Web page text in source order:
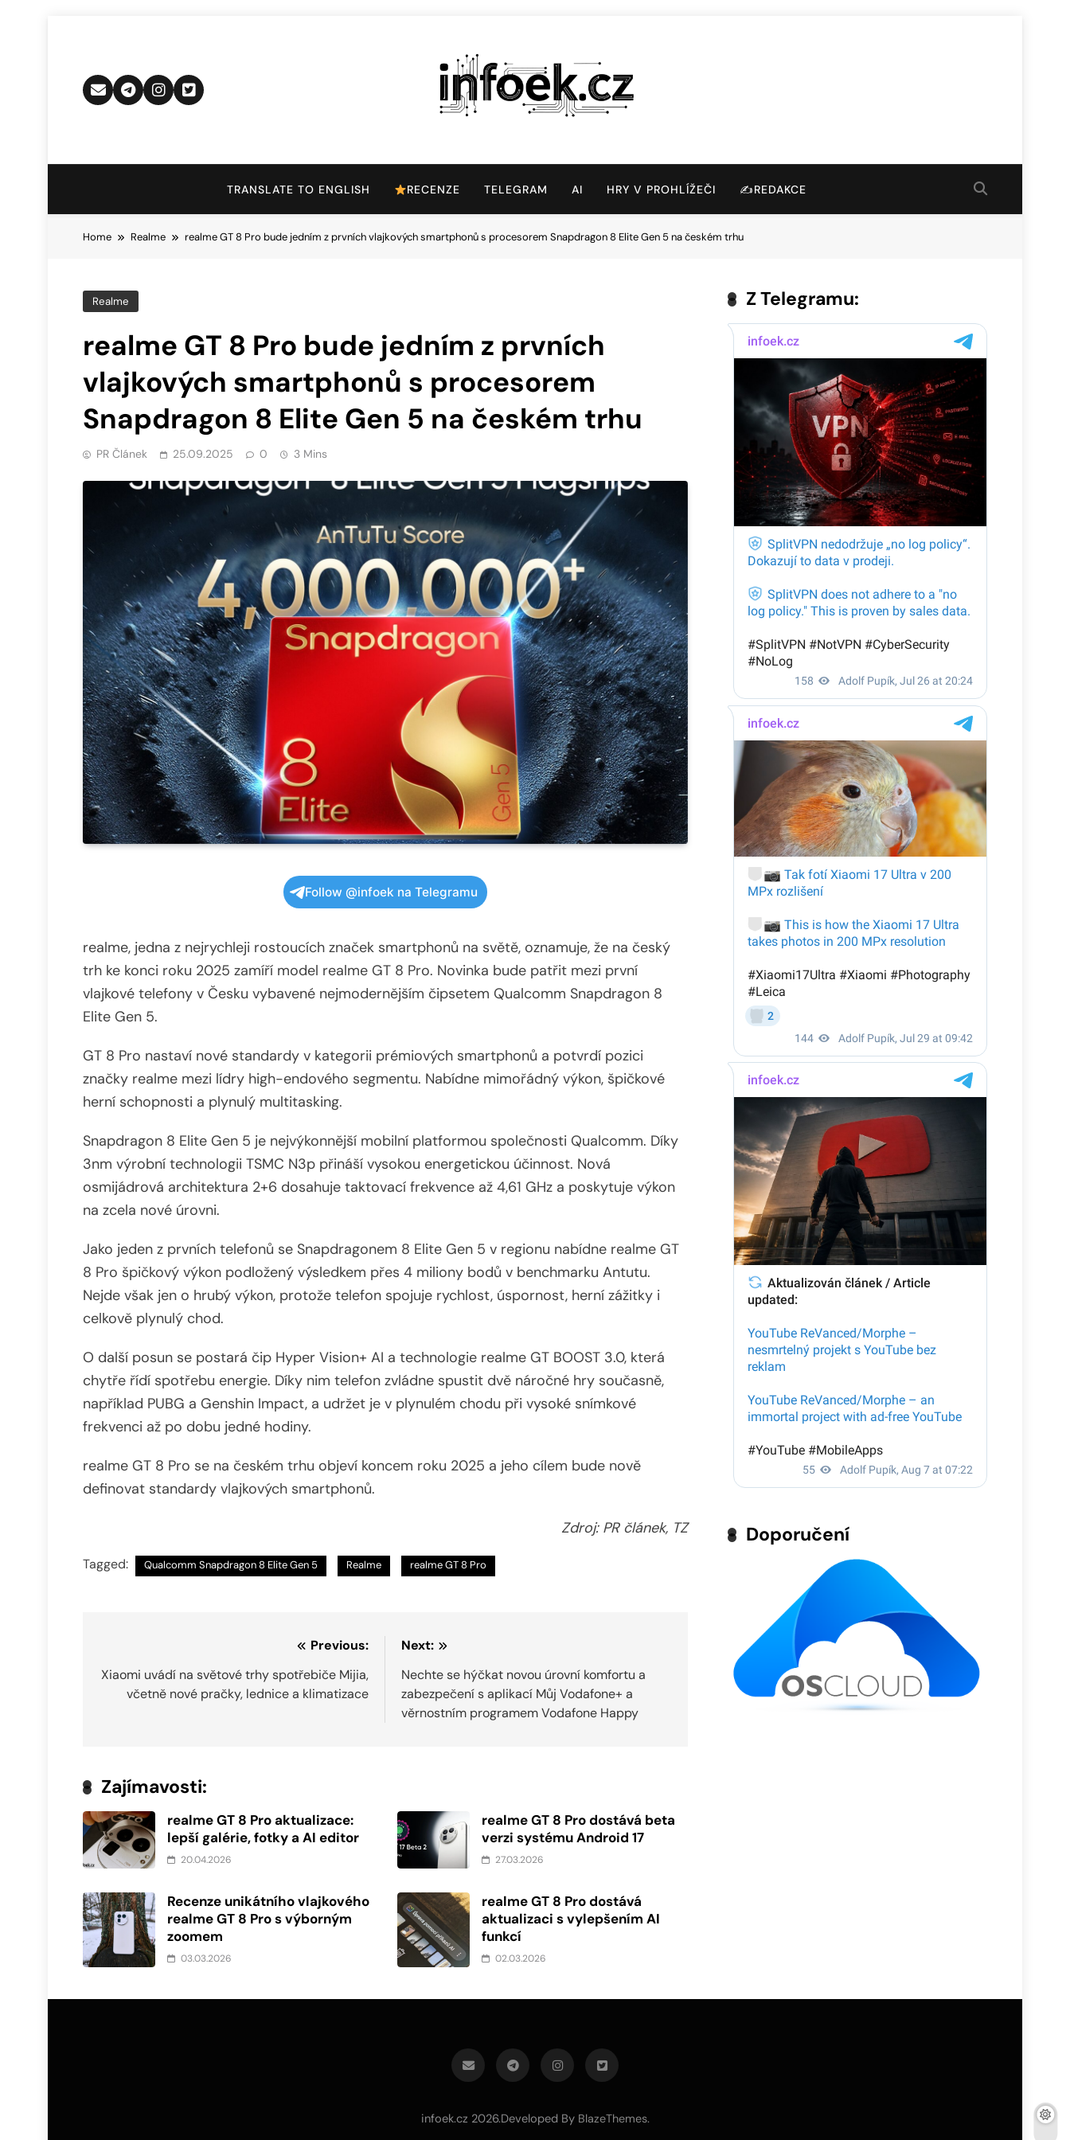
Infoek.cz
TRANSLATE TO ENGLISH RECENZE TELEGRAM AI HRY V PROHLÍŽEČI ✍️REDAKCE
Home Realme realme GT 8 Pro bude jedním z prvních vlajkových smartphonů s procesorem Snapdragon 8 Elite Gen 5 na českém trhu
Realme
realme GT 8 Pro bude jedním z prvních
vlajkových smartphonů s procesorem
Snapdragon 8 Elite Gen 5 na českém trhu
PR Článek 25.09.2025 0 3 Mins
Follow @infoek na Telegramu
realme, jedna z nejrychleji rostoucích značek smartphonů na světě, oznamuje, že na český
trh ke konci roku 2025 zamíří model realme GT 8 Pro. Novinka bude patřit mezi první
vlajkové telefony v Česku vybavené nejmodernějším čipsetem Qualcomm Snapdragon 8
Elite Gen 5.
GT 8 Pro nastaví nové standardy v kategorii prémiových smartphonů a potvrdí pozici
značky realme mezi lídry high-endového segmentu. Nabídne mimořádný výkon, špičkové
herní schopnosti a plynulý multitasking.
Snapdragon 8 Elite Gen 5 je nejvýkonnější mobilní platformou společnosti Qualcomm. Díky
3nm výrobní technologii TSMC N3p přináší vysokou energetickou účinnost. Nová
osmijádrová architektura 2+6 dosahuje taktovací frekvence až 4,61 GHz a poskytuje výkon
na zcela nové úrovni.
Jako jeden z prvních telefonů se Snapdragonem 8 Elite Gen 5 v regionu nabídne realme GT
8 Pro špičkový výkon podložený výsledkem přes 4 miliony bodů v benchmarku Antutu.
Nejde však jen o hrubý výkon, protože telefon spojuje rychlost, úspornost, herní zážitky i
celkově plynulý chod.
O další posun se postará čip Hyper Vision+ AI a technologie realme GT BOOST 3.0, která
chytře řídí spotřebu energie. Díky nim telefon zvládne spustit dvě náročné hry současně,
například PUBG a Genshin Impact, a udržet je v plynulém chodu při vysoké snímkové
frekvenci až po dobu jedné hodiny.
realme GT 8 Pro se na českém trhu objeví koncem roku 2025 a jeho cílem bude nově
definovat standardy vlajkových smartphonů.
Zdroj: PR článek, TZ
Tagged: Qualcomm Snapdragon 8 Elite Gen 5 Realme realme GT 8 Pro
pro
příspěvek
Previous:
Xiaomi uvádí na světové trhy spotřebiče Mijia,
včetně nové pračky, lednice a klimatizace
Next:
Nechte se hýčkat novou úrovní komfortu a
zabezpečení s aplikací Můj Vodafone+ a
věrnostním programem Vodafone Happy
Zajímavosti:
realme GT 8 Pro aktualizace:
lepší galérie, fotky a AI editor
20.04.2026
realme GT 8 Pro dostává beta
verzi systému Android 17
27.03.2026
Recenze unikátního vlajkového
realme GT 8 Pro s výborným
zoomem
03.03.2026
realme GT 8 Pro dostává
aktualizaci s vylepšením AI
funkcí
02.03.2026
Z Telegramu:
Doporučení
infoek.cz 2026.Developed By BlazeThemes.